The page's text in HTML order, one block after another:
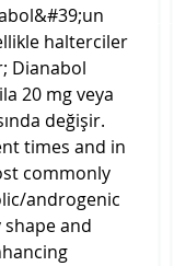
halterciler
Dianabol
20 mg veya
değişir.
times and in
commonly
androgenic
and